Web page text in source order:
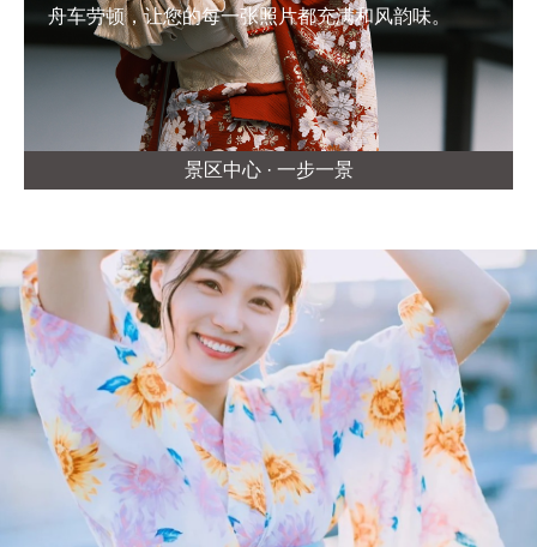
舟车劳顿，让您的每一张照片都充满和风韵味。
景区中心 · 一步一景